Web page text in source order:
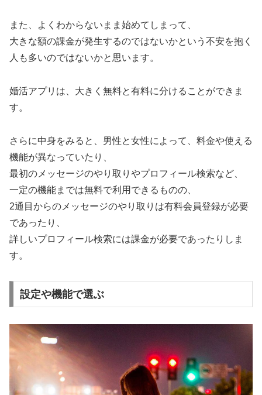
また、よくわからないまま始めてしまって、
大きな額の課金が発生するのではないかという不安を抱く
人も多いのではないかと思います。
婚活アプリは、大きく無料と有料に分けることができま
す。
さらに中身をみると、男性と女性によって、料金や使える
機能が異なっていたり、
最初のメッセージのやり取りやプロフィール検索など、
一定の機能までは無料で利用できるものの、
2通目からのメッセージのやり取りは有料会員登録が必要
であったり、
詳しいプロフィール検索には課金が必要であったりしま
す。
設定や機能で選ぶ